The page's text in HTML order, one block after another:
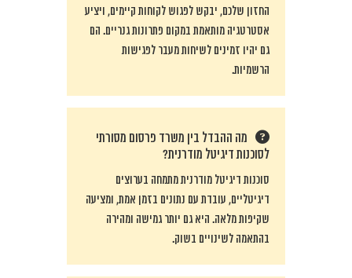
החזון שלכם, יבקש לפגוש לקוחות קיימים, ויציע
אסטרטגיה מותאמת במקום פתרונות גנריים. הם
גם יהיו זמינים לשיחות מעבר לפגישות
הרשמיות.
מה ההבדל בין משרד פרסום מסורתי
לסוכנות דיגיטל מודרנית?
סוכנות דיגיטל מודרנית מתמחה בערוצים
דיגיטליים, עובדת עם נתונים בזמן אמת, ומציעה
שקיפות מלאה. היא גם יותר גמישה ומהירה
בהתאמה לשינויים בשוק.